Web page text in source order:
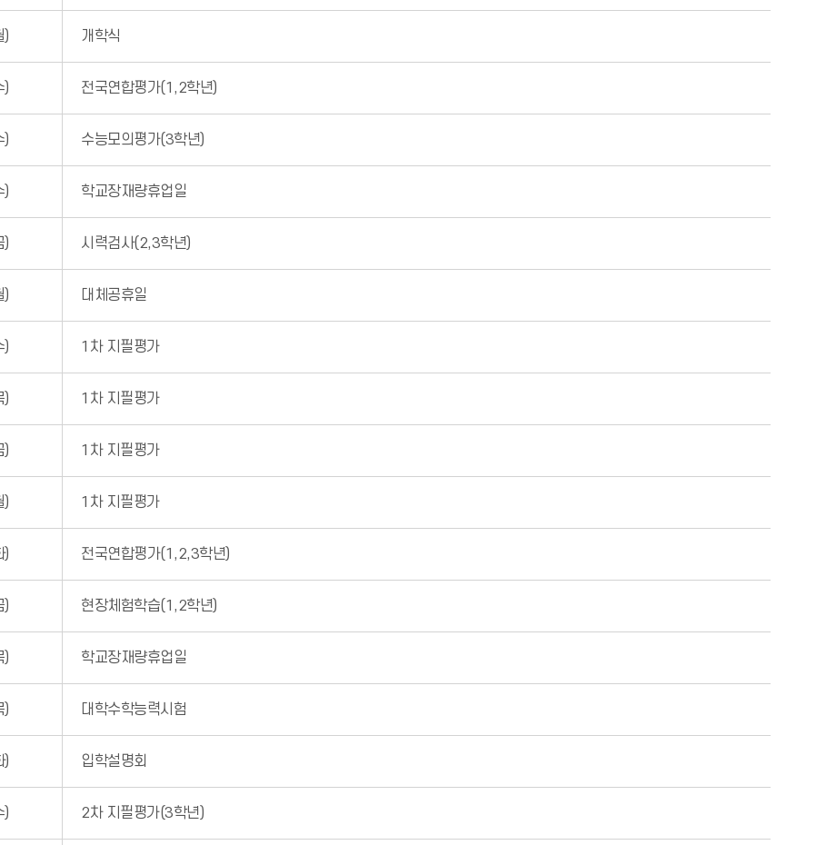
) 개학식
) 전국연합평가(1,2학년)
) 수능모의평가(3학년)
) 학교장재량휴업일
) 시력검사(2,3학년)
) 대체공휴일
) 1차 지필평가
) 1차 지필평가
) 1차 지필평가
) 1차 지필평가
) 전국연합평가(1,2,3학년)
) 현장체험학습(1,2학년)
) 학교장재량휴업일
) 대학수학능력시험
) 입학설명회
) 2차 지필평가(3학년)